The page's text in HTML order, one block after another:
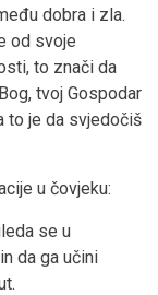
dobra i zla.
od svoje
to znači da
tvoj Gospodar
to je da svjedočiš
u čovjeku:
se u
da ga učini